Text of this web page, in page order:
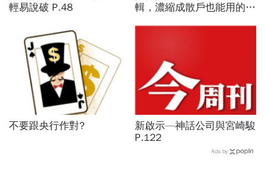
輕易說破 P.48
輯，濃縮成散戶也能用的三
不要跟央行作對?
新啟示—神話公司與宮崎駿
P.122
Ads by